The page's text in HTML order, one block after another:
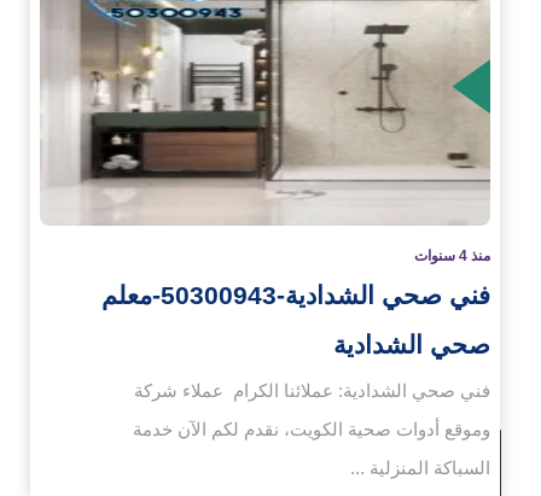
منذ 4 سنوات
فني صحي الشدادية-50300943-معلم
صحي الشدادية
فني صحي الشدادية: عملائنا الكرام عملاء شركة
وموقع أدوات صحية الكويت، نقدم لكم الآن خدمة
السباكة المنزلية ...